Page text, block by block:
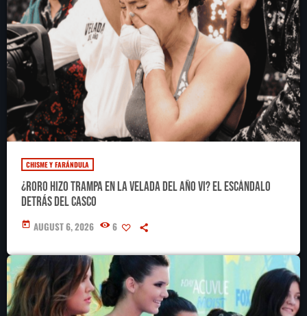
CHISME Y FARÁNDULA
¿RoRo hizo trampa en La Velada del Año VI? El escándalo
detrás del casco
today AUGUST 6, 2026 6